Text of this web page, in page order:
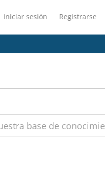
Iniciar sesión Registrarse